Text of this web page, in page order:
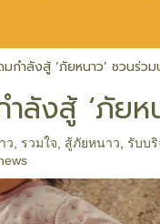
มกำลังสู้ ‘ภัยหนาว’ ชวนร่ว
ำลังสู้ ‘ภัย
ว รวมใจ สู้ภัยหนาว รับบ